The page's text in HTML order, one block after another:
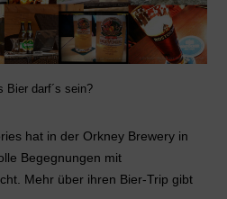
Bier darf´s sein?
hat in der Orkney Brewery in
Begegnungen mit
Mehr über ihren Bier-Trip gibt